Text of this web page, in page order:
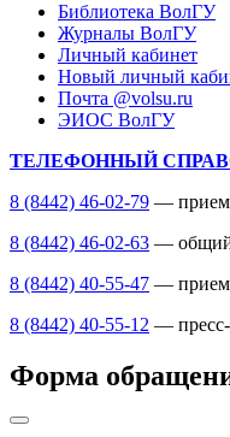
Библиотека ВолГУ
Журналы ВолГУ
Личный кабинет
Новый личный
Почта @volsu.ru
ЭИОС ВолГУ
ТЕЛЕФОННЫЙ
8 (8442) 46-02-79 —
8 (8442) 46-02-63 — общий
8 (8442) 40-55-47 —
8 (8442) 40-55-12 —
Форма